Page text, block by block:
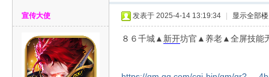
宣传大使 发表于 2025-4-14 13:19:34 显示全部
８６千城▲ 新开坊官▲养老▲全屏技能